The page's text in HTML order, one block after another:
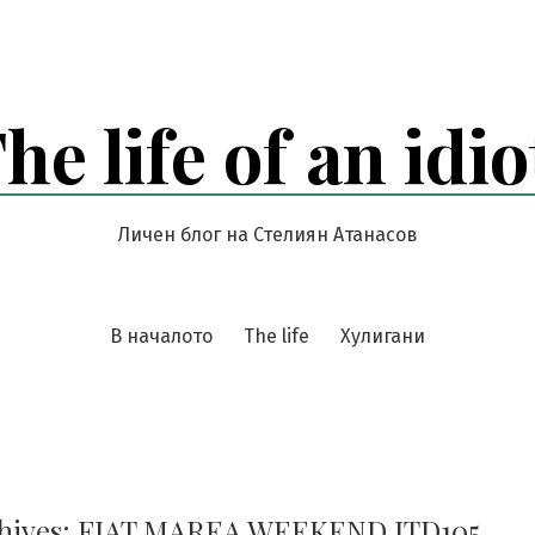
life of an
Личен блог на Стелиян Атанасов
В началото The life Хулигани